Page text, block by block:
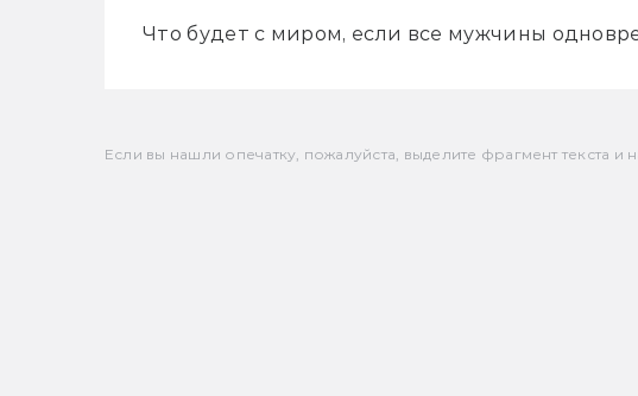
Что будет с миром, если все мужчины
Если вы нашли опечатку, пожалуйста, выделите фрагмент текста и